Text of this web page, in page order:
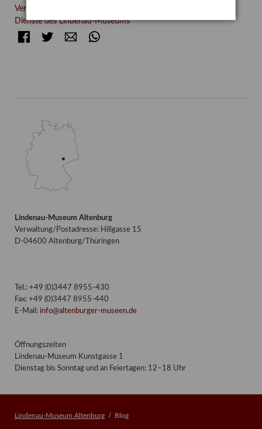
Verschenkt, verkauft, vergessen? – Kunstdetektivinnen im
Dienste des Lindenau-Museums
FacebookTwitter E-mail
Lindenau-Museum Altenburg
Verwaltung/Postadresse: Hillgasse 15
D-04600 Altenburg/Thüringen
Tel.: +49 (0)3447 8955-430
Fax: +49 (0)3447 8955-440
E-Mail: info@altenburger-museen.de
Öffnungszeiten
Lindenau-Museum Kunstgasse 1
Dienstag bis Sonntag und an Feiertagen: 12–18 Uhr
Lindenau-Museum Altenburg Blog